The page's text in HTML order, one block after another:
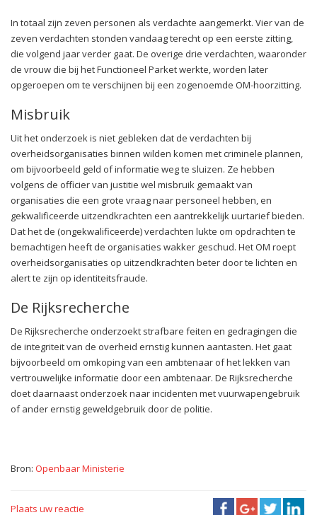
In totaal zijn zeven personen als verdachte aangemerkt. Vier van de
zeven verdachten stonden vandaag terecht op een eerste zitting,
die volgend jaar verder gaat. De overige drie verdachten, waaronder
de vrouw die bij het Functioneel Parket werkte, worden later
opgeroepen om te verschijnen bij een zogenoemde OM-hoorzitting.
Misbruik
Uit het onderzoek is niet gebleken dat de verdachten bij
overheidsorganisaties binnen wilden komen met criminele plannen,
om bijvoorbeeld geld of informatie weg te sluizen. Ze hebben
volgens de officier van justitie wel misbruik gemaakt van
organisaties die een grote vraag naar personeel hebben, en
gekwalificeerde uitzendkrachten een aantrekkelijk uurtarief bieden.
Dat het de (ongekwalificeerde) verdachten lukte om opdrachten te
bemachtigen heeft de organisaties wakker geschud. Het OM roept
overheidsorganisaties op uitzendkrachten beter door te lichten en
alert te zijn op identiteitsfraude.
De Rijksrecherche
De Rijksrecherche onderzoekt strafbare feiten en gedragingen die
de integriteit van de overheid ernstig kunnen aantasten. Het gaat
bijvoorbeeld om omkoping van een ambtenaar of het lekken van
vertrouwelijke informatie door een ambtenaar. De Rijksrecherche
doet daarnaast onderzoek naar incidenten met vuurwapengebruik
of ander ernstig geweldgebruik door de politie.
Bron: Openbaar Ministerie
Plaats uw reactie